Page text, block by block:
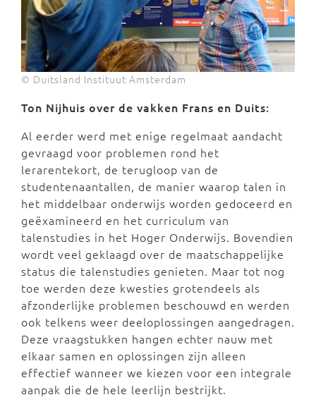
© Duitsland Instituut Amsterdam
Ton Nijhuis over de vakken Frans en Duits:
Al eerder werd met enige regelmaat aandacht
gevraagd voor problemen rond het
lerarentekort, de terugloop van de
studentenaantallen, de manier waarop talen in
het middelbaar onderwijs worden gedoceerd en
geëxamineerd en het curriculum van
talenstudies in het Hoger Onderwijs. Bovendien
wordt veel geklaagd over de maatschappelijke
status die talenstudies genieten. Maar tot nog
toe werden deze kwesties grotendeels als
afzonderlijke problemen beschouwd en werden
ook telkens weer deeloplossingen aangedragen.
Deze vraagstukken hangen echter nauw met
elkaar samen en oplossingen zijn alleen
effectief wanneer we kiezen voor een integrale
aanpak die de hele leerlijn bestrijkt.